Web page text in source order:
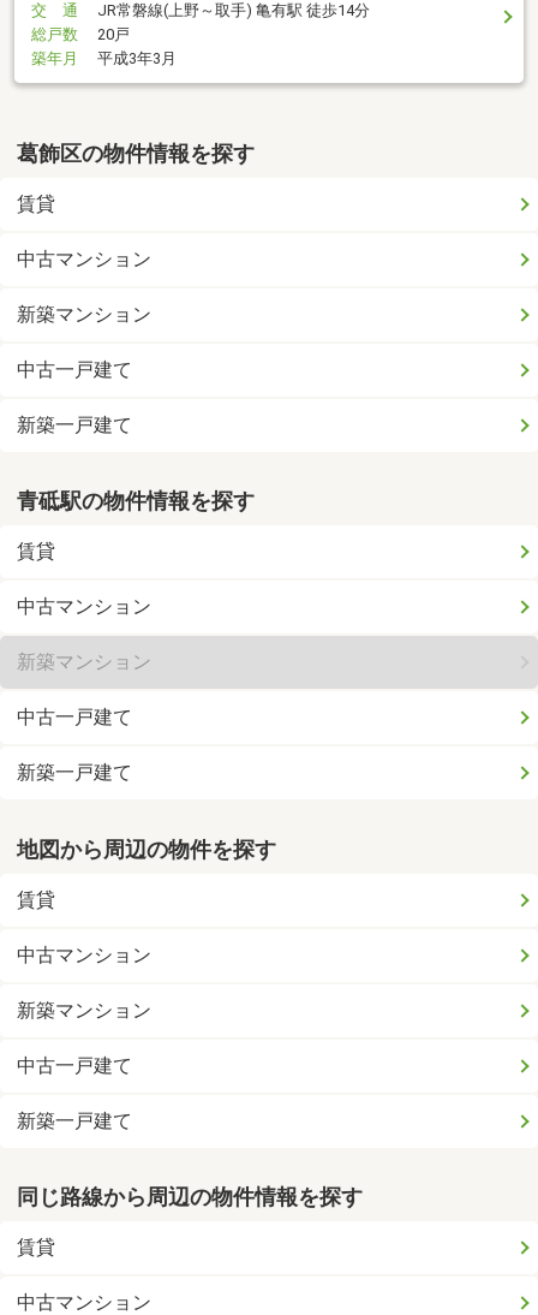
交 通
JR常磐線(上野～取手) 亀有駅 徒歩14分
総戸数
20戸
築年月
平成3年3月
葛飾区の物件情報を探す
賃貸
中古マンション
新築マンション
中古一戸建て
新築一戸建て
青砥駅の物件情報を探す
賃貸
中古マンション
新築マンション
中古一戸建て
新築一戸建て
地図から周辺の物件を探す
賃貸
中古マンション
新築マンション
中古一戸建て
新築一戸建て
同じ路線から周辺の物件情報を探す
賃貸
中古マンション